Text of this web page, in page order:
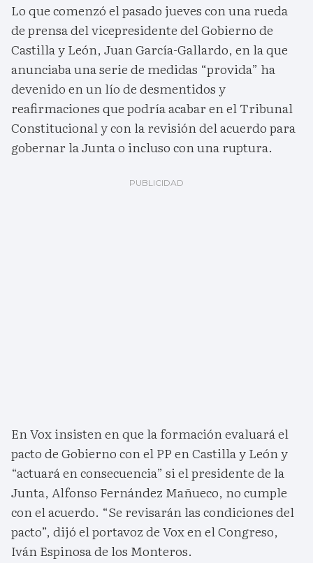
Lo que comenzó el pasado jueves con una rueda
de prensa del vicepresidente del Gobierno de
Castilla y León, Juan García-Gallardo, en la que
anunciaba una serie de medidas “provida” ha
devenido en un lío de desmentidos y
reafirmaciones que podría acabar en el Tribunal
Constitucional y con la revisión del acuerdo para
gobernar la Junta o incluso con una ruptura.
En Vox insisten en que la formación evaluará el
pacto de Gobierno con el PP en Castilla y León y
“actuará en consecuencia” si el presidente de la
Junta, Alfonso Fernández Mañueco, no cumple
con el acuerdo. “Se revisarán las condiciones del
pacto”, dijó el portavoz de Vox en el Congreso,
Iván Espinosa de los Monteros.